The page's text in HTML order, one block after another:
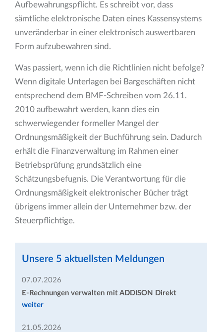
Aufbewahrungspflicht. Es schreibt vor, dass
sämtliche elektronische Daten eines Kassensystems
unveränderbar in einer elektronisch auswertbaren
Form aufzubewahren sind.
Was passiert, wenn ich die Richtlinien nicht befolge?
Wenn digitale Unterlagen bei Bargeschäften nicht
entsprechend dem BMF-Schreiben vom 26.11.
2010 aufbewahrt werden, kann dies ein
schwerwiegender formeller Mangel der
Ordnungsmäßigkeit der Buchführung sein. Dadurch
erhält die Finanzverwaltung im Rahmen einer
Betriebsprüfung grundsätzlich eine
Schätzungsbefugnis. Die Verantwortung für die
Ordnungsmäßigkeit elektronischer Bücher trägt
übrigens immer allein der Unternehmer bzw. der
Steuerpflichtige.
Unsere 5 aktuellsten Meldungen
07.07.2026
E-Rechnungen verwalten mit ADDISON Direkt
weiter
21.05.2026